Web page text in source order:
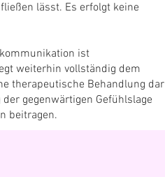
lässt. Es erfolgt keine
ist
weiterhin vollständig dem
therapeutische Behandlung dar
gegenwärtigen Gefühlslage
beitragen.